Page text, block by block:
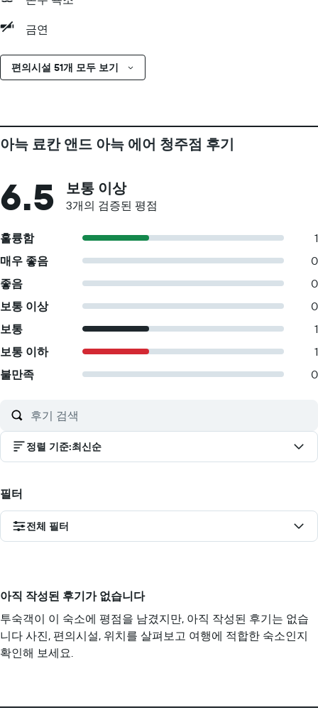
금연
편의시설 51개 모두 보기
아늑 료칸 앤드 아늑 에어 청주점 후기
6.5 보통 이상
3개의 검증된 평점
훌륭함
1
매우 좋음
0
좋음
0
보통 이상
0
보통
1
보통 이하
1
불만족
0
정렬 기준:최신순
필터
전체 필터
아직 작성된 후기가 없습니다
투숙객이 이 숙소에 평점을 남겼지만, 아직 작성된 후기는 없습
니다 사진, 편의시설, 위치를 살펴보고 여행에 적합한 숙소인지
확인해 보세요.